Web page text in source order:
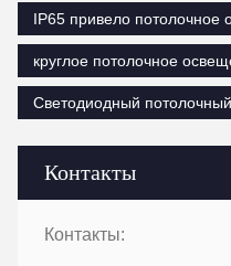
Контакты
Контакты:
IP65 привело потолочное
круглое потолочное
Светодиодный